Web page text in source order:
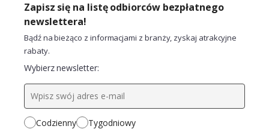
Zapisz się na listę odbiorców bezpłatnego
newslettera!
Bądź na bieżąco z informacjami z branży, zyskaj atrakcyjne
rabaty.
Wybierz newsletter:
Codzienny Tygodniowy